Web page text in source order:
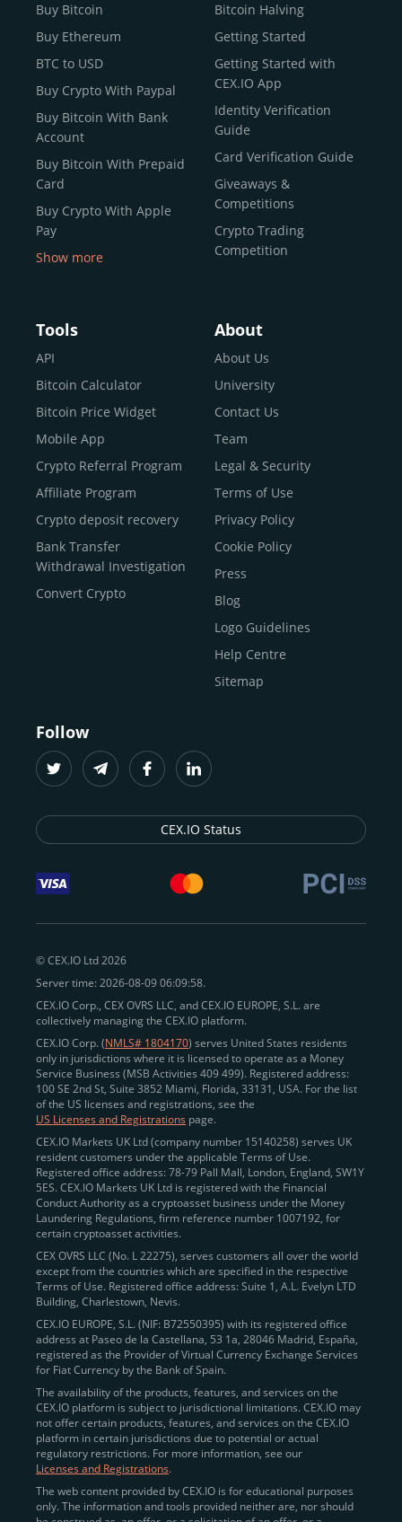
Buy Bitcoin
Buy Ethereum
BTC to USD
Buy Crypto With Paypal
Buy Bitcoin With Bank
Account
Buy Bitcoin With Prepaid
Card
Buy Crypto With Apple
Pay
Buy Bitcoin With Skrill
Sell Bitcoin
Buy Dogecoin
Buy Binance Coin (BNB)
Buy Ripple (XRP)
Buy Litecoin (LTC)
Buy Shiba Inu
Buy Bitcoin Cash
Buy Solana
Buy ICP
Show more
Bitcoin Halving
Getting Started
Getting Started with
CEX.IO App
Identity Verification
Guide
Card Verification Guide
Giveaways &
Competitions
Crypto Trading
Competition
Tools
API
Bitcoin Calculator
Bitcoin Price Widget
Mobile App
Crypto Referral Program
Affiliate Program
Crypto deposit recovery
Bank Transfer
Withdrawal Investigation
Convert Crypto
About
About Us
University
Contact Us
Team
Legal & Security
Terms of Use
Privacy Policy
Cookie Policy
Press
Blog
Logo Guidelines
Help Centre
Sitemap
Follow
CEX.IO Status
© CEX.IO Ltd 2026
Server time: 2026-08-09 06:09:58.
CEX.IO Corp., CEX OVRS LLC, and CEX.IO EUROPE, S.L. are
collectively managing the CEX.IO platform.
CEX.IO Corp. (NMLS# 1804170) serves United States residents
only in jurisdictions where it is licensed to operate as a Money
Service Business (MSB Activities 409 499). Registered address:
100 SE 2nd St, Suite 3852 Miami, Florida, 33131, USA. For the list
of the US licenses and registrations, see the
US Licenses and Registrations page.
CEX.IO Markets UK Ltd (company number 15140258) serves UK
resident customers under the applicable Terms of Use.
Registered office address: 78-79 Pall Mall, London, England, SW1Y
5ES. CEX.IO Markets UK Ltd is registered with the Financial
Conduct Authority as a cryptoasset business under the Money
Laundering Regulations, firm reference number 1007192, for
certain cryptoasset activities.
CEX OVRS LLC (No. L 22275), serves customers all over the world
except from the countries which are specified in the respective
Terms of Use. Registered office address: Suite 1, A.L. Evelyn LTD
Building, Charlestown, Nevis.
CEX.IO EUROPE, S.L. (NIF: B72550395) with its registered office
address at Paseo de la Castellana, 53 1a, 28046 Madrid, España,
registered as the Provider of Virtual Currency Exchange Services
for Fiat Currency by the Bank of Spain.
The availability of the products, features, and services on the
CEX.IO platform is subject to jurisdictional limitations. CEX.IO may
not offer certain products, features, and services on the CEX.IO
platform in certain jurisdictions due to potential or actual
regulatory restrictions. For more information, see our
Licenses and Registrations.
The web content provided by CEX.IO is for educational purposes
only. The information and tools provided neither are, nor should